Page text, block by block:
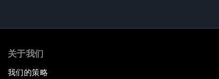
关于我们
我们的策略